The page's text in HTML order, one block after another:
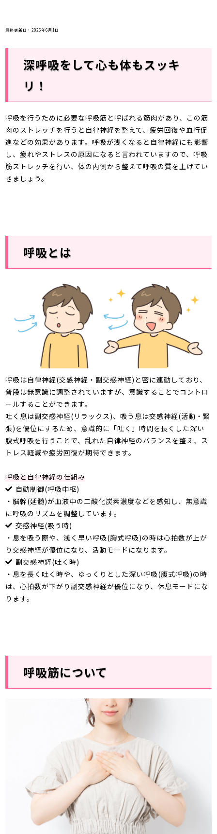
最終更新日：2026年6月1日
深呼吸をして心も体もスッキ
リ！
呼吸を行うために必要な呼吸筋と呼ばれる筋肉があり、この筋
肉のストレッチを行うと自律神経を整えて、疲労回復や血行促
進などの効果があります。呼吸が浅くなると自律神経にも影響
し、疲れやストレスの原因になると言われていますので、呼吸
筋ストレッチを行い、体の内側から整えて呼吸の質を上げてい
きましょう。
呼吸とは
呼吸は自律神経(交感神経・副交感神経) と密に連動しており、
普段は無意識に調整されていますが、意識することでコントロ
ールすることができます。
吐く息は副交感神経( リラックス )、吸う息は交感神経(活動・緊
張)を優位にするため、意識的に「吐く」時間を長くした深い
腹式呼吸を行うことで、乱れた自律神経のバランスを整え、ス
トレス軽減や疲労回復が期待できます。
呼吸と自律神経の仕組み
自動制御(呼吸中枢)
・脳幹(延髄)が血液中の二酸化炭素濃度などを感知し、無意識
に呼吸のリズムを調整しています。
交感神経(吸う時)
・息を吸う際や、浅く早い呼吸(胸式呼吸)の時は心拍数が上が
り交感神経が優位になり、活動モードになります。
副交感神経(吐く時)
・息を長く吐く時や、ゆっくりとした深い呼吸(腹式呼吸)の時
は、心拍数が下がり副交感神経が優位になり、休息モードにな
ります。
呼吸筋について